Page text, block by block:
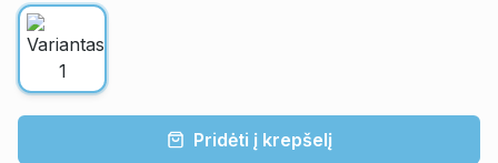
Pridėti į krepšelį